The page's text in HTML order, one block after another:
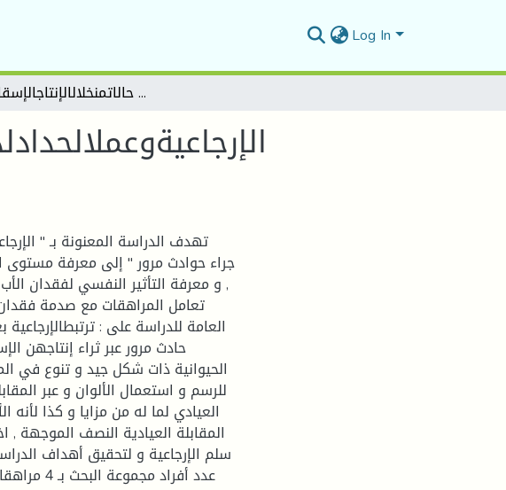
Log In
الإرجاعيةوعملالحدادلدىمراهقاتفقدنالأبجراءحادثمرور دراسةعياديةلـ4 حالاتمنخلالالإنتاجالإسقاطي
تهدف الدراسة المعنونة بـ "
جراء حوادث مرور " إلى معرفة مستوى
, و معرفة التأثير النفسي لفقدان
تعامل المراهقات مع صدمة
العامة للدراسة على :
حادث مرور عبر ثراء إنتاجهن
الحيوانية ذات شكل جيد و تنوع في
للرسم و استعمال الألوان و عبر
العيادي لما له من مزايا و كذا
المقابلة العيادية النصف الموجهة ,
سلم الإرجاعية و لتحقيق أهداف
عدد